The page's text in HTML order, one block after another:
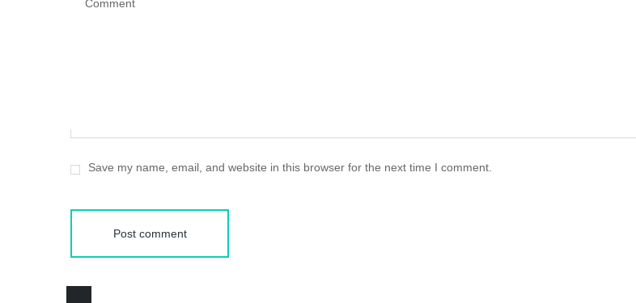
Comment
Save my name, email, and website in this browser for the next time I comment.
Post comment